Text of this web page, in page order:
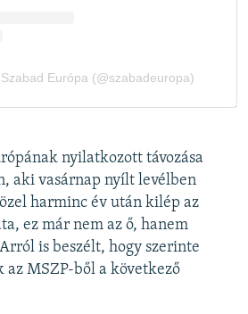
nyilatkozott távozása
aki vasárnap nyílt levélben
harminc év után kilép az
ez már nem az ő, hanem
is beszélt, hogy szerinte
MSZP-ből a következő